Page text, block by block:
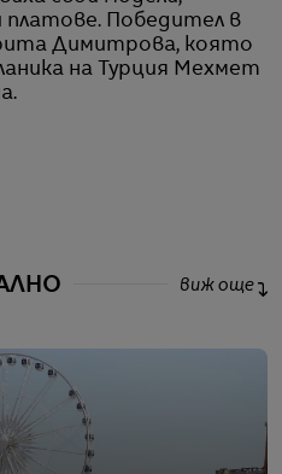
Победител в
Димитрова, която
на Турция Мехмет
виж още